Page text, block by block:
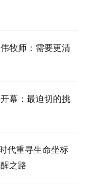
牧师：需要更清
幕：最迫切的挑
代重寻生命坐标
之路